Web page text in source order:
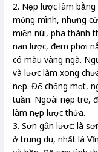
2. Nẹp lược làm
mỏng mình, nhưng
miền núi, pha thành
nan lược, đem phơi
có màu vàng ngà.
và lược làm xong
nẹp. Để chống mọt,
tuần. Ngoài nẹp tre,
làm nẹp lược thửa.
3. Sơn gắn lược: là
ở trung du, nhất là